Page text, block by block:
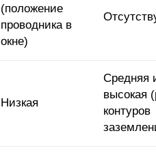
(положение
проводника в
окне)
Низкая
Средняя
высокая
контуров